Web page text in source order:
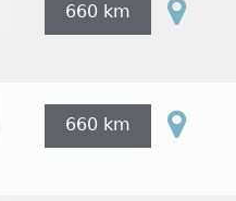
660 km
660 km